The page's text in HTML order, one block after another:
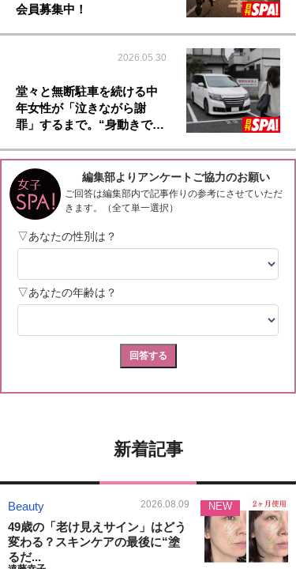
会員募集中！
2026.05.30
堂々と無断駐車を続ける中
年女性が「泣きながら謝
罪」するまで。“身動きで…
新着記事
Beauty 2026.08.09
49歳の「老け見えサイン」はどう
変わる？スキンケアの最後に“塗
るだ...
NEW